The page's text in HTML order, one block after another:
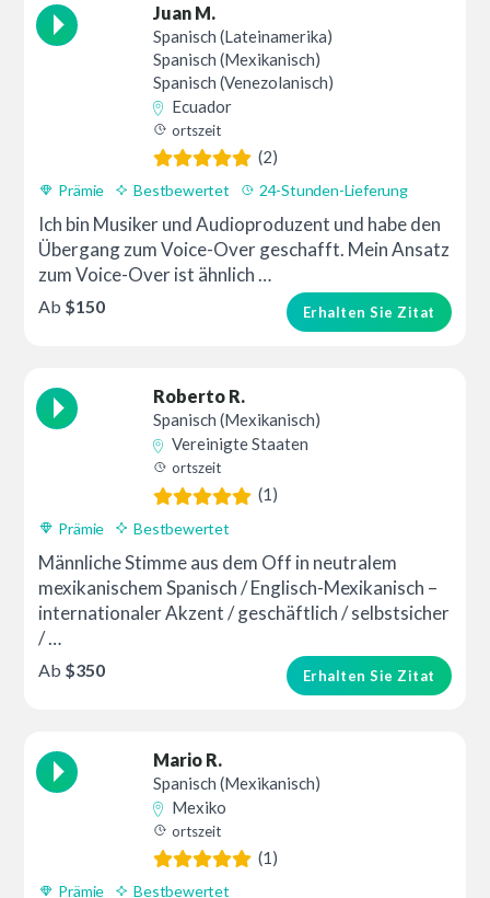
Juan M.
Spanisch (Lateinamerika)
Spanisch (Mexikanisch)
Spanisch (Venezolanisch)
Ecuador
ortszeit
(2)
Prämie Bestbewertet 24-Stunden-Lieferung
Ich bin Musiker und Audioproduzent und habe den
Übergang zum Voice-Over geschafft. Mein Ansatz
zum Voice-Over ist ähnlich …
Erhalten Sie Zitat
Ab $150
Roberto R.
Spanisch (Mexikanisch)
Vereinigte Staaten
ortszeit
(1)
Prämie Bestbewertet
Männliche Stimme aus dem Off in neutralem
mexikanischem Spanisch / Englisch-Mexikanisch –
internationaler Akzent / geschäftlich / selbstsicher
/ …
Erhalten Sie Zitat
Ab $350
Mario R.
Spanisch (Mexikanisch)
Mexiko
ortszeit
(1)
Prämie Bestbewertet